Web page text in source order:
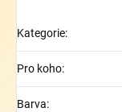
Kategorie:
Pro koho:
Barva: